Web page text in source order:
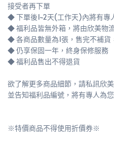
接受者再下單
◆ 下單後1~2天(工作天)內將有專
◆ 福利品皆無外箱，將由欣美物
◆ 各商品數量為1張，售完不補貨
◆ 仍享保固一年，終身保修服務
◆ 福利品售出不得退貨
欲了解更多商品細節，請私訊欣美
並告知福利品編號，將有專人為您
※特價商品不得使用折價券※